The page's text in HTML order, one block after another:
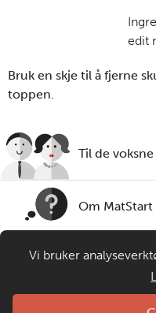
edit
Bruk en skje til å fjerne
toppen.
Til de voksne
Om MatStart
Kontakt oss
Laget av
Vi bruker
nettsider.
gir oss grunnlag for